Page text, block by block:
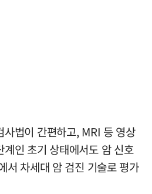
사법이 간편하고, MRI 등 영상
인 초기 상태에서도 암 신호
서 차세대 암 검진 기술로 평가